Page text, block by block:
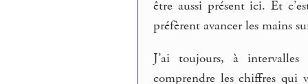
être aussi présent ici. Et
préfèrent avancer les mains
J’ai toujours, à
comprendre les chiffres